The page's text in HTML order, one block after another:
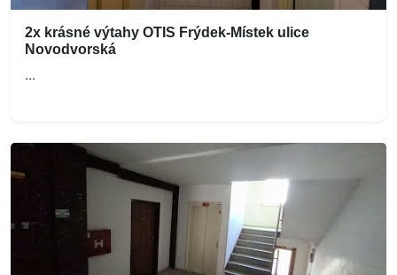
2x krásné výtahy OTIS Frýdek-Místek ulice
Novodvorská
...